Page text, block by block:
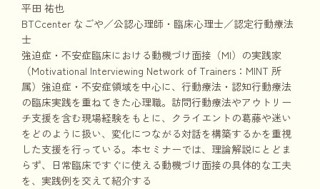
平田 祐也
BTCcenter なごや／公認心理師・臨床心理士／認定行動療法
士
強迫症・不安症臨床における動機づけ面接（MI）の実践家
（Motivational Interviewing Network of Trainers：MINT 所
属）強迫症・不安症領域を中心に、行動療法・認知行動療法
の臨床実践を重ねてきた心理職。訪問行動療法やアウトリー
チ支援を含む現場経験をもとに、クライエントの葛藤や迷い
をどのように扱い、変化につながる対話を構築するかを重視
した支援を行っている。本セミナーでは、理論解説にとどま
らず、日常臨床ですぐに使える動機づけ面接の具体的な工夫
を、実践例を交えて紹介する